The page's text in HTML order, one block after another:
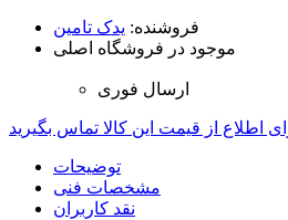
فروشنده: یدک تامین
موجود در فروشگاه اصلی
ارسال فوری
اطلاع از قیمت این کالا تماس بگیرید
توضیحات
مشخصات فنی
نقد کاربران